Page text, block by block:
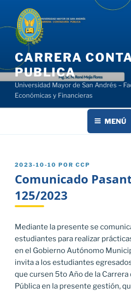
contenido
CARRERA
PUBLICA
Universidad Mayor de San Andrés –
Económicas y Financieras
MENÚ
PUBLICADO
2023-10-10 POR CCP
Comunicado
125/2023
Mediante la presente se
estudiantes para realizar
en el Gobierno Autónomo
invita a los estudiantes
que cursen 5to Año de la
Pública en la presente gestión,